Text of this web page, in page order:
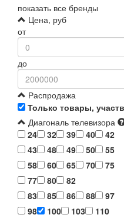
показать все бренды
Цена, руб
от
до
Распродажа
Только товары,
Диагональ телевизора
24
32 39 40
42
43
48 49 50
55
58
60 65 70
75
77
80
82
83
85 86 88
97
98
100 103
110